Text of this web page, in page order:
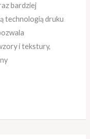
bardziej
technologią druku
i tekstury,